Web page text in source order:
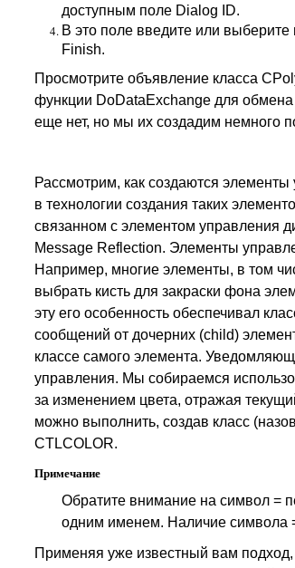
доступным поле Dialog ID.
В это поле введите или
Finish.
Просмотрите объявление класса
функции DoDataExchange для
еще нет, но мы их создадим немного
Рассмотрим, как создаются
в технологии создания таких
связанном с элементом управления
Message Reflection. Элементы
Например, многие элементы, в том
выбрать кисть для закраски фона
эту его особенность обеспечивал
сообщений от дочерних (child)
классе самого элемента.
управления. Мы собираемся
за изменением цвета, отражая
можно выполнить, создав класс
CTLCOLOR.
Примечание
Обратите внимание на символ =
одним именем. Наличие символа
Применяя уже известный вам подход,